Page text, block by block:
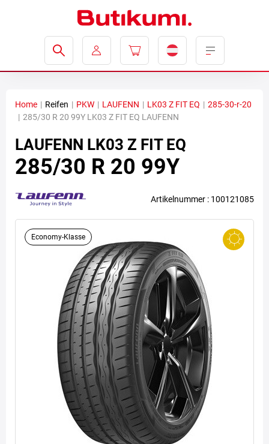
Economy-Klasse
Home | Reifen | PKW | LAUFENN | LK03 Z FIT EQ | 285-30-r-20
| 285/30 R 20 99Y LK03 Z FIT EQ LAUFENN
LAUFENN LK03 Z FIT EQ
285/30 R 20 99Y
Artikelnummer : 100121085